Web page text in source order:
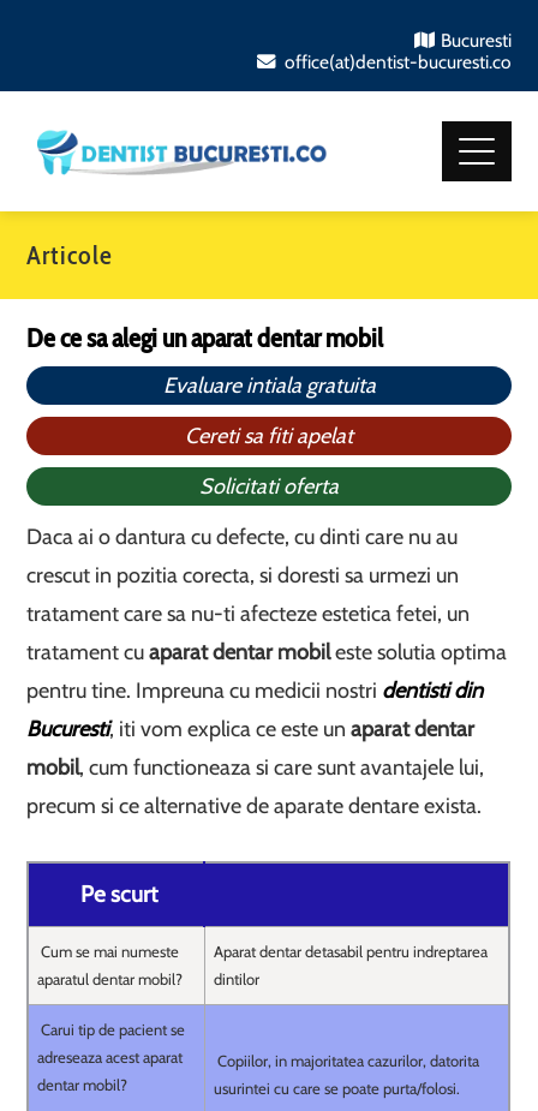
Bucuresti
office(at)dentist-bucuresti.co
Articole
De ce sa alegi un aparat dentar mobil
Evaluare intiala gratuita
Cereti sa fiti apelat
Solicitati oferta
Daca ai o dantura cu defecte, cu dinti care nu au
crescut in pozitia corecta, si doresti sa urmezi un
tratament care sa nu-ti afecteze estetica fetei, un
tratament cuaparat dentar mobileste solutia optima
pentru tine. Impreuna cu medicii nostri dentisti din
Bucuresti, iti vom explica ce este unaparat dentar
mobil, cum functioneaza si care sunt avantajele lui,
precum si ce alternative de aparate dentare exista.
Pe scurt
Cum se mai numeste
aparatul dentar mobil?
Aparat dentar detasabil pentru indreptarea
dintilor
Carui tip de pacient se
adreseaza acest aparat
dentar mobil?
Copiilor, in majoritatea cazurilor, datorita
usurintei cu care se poate purta/folosi.